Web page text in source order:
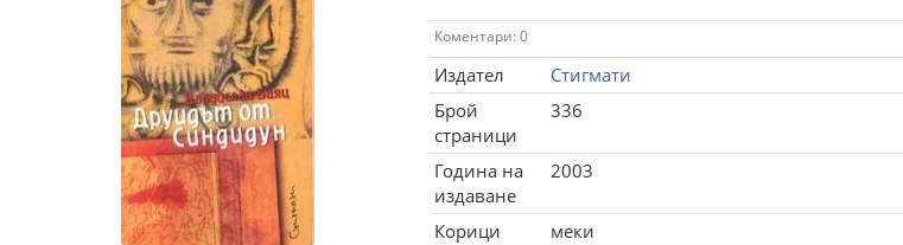
Коментари: 0
Издател
Стигмати
Брой
страници
336
Година на
издаване
2003
Корици
меки